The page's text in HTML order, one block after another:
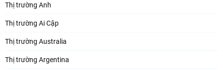
Thị trường Anh
Thị trường Ai Cập
Thị trường Australia
Thị trường Argentina